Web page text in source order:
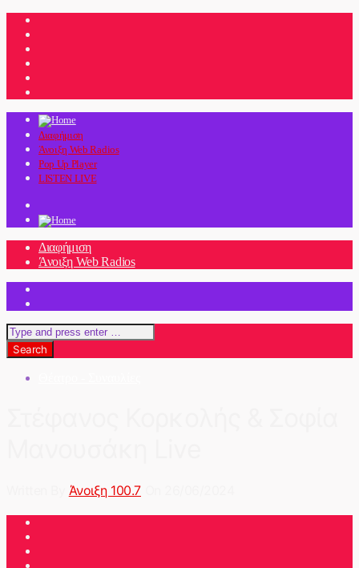
Διαφήμιση
Άνοιξη Web Radios
Pop Up Player
LISTEN LIVE
Διαφήμιση
Άνοιξη Web Radios
Άνοιξη 100.7On 26/06/2024